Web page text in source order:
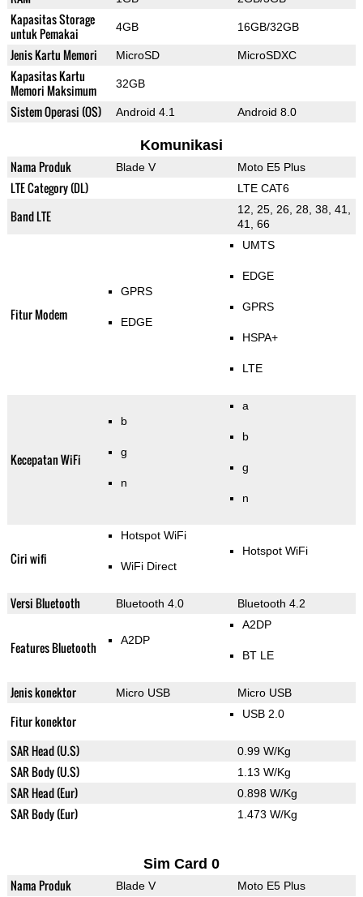
Kapasitas Storage
untuk Pemakai
4GB 16GB/32GB
Jenis Kartu Memori MicroSD MicroSDXC
Kapasitas Kartu
Memori Maksimum
32GB
Sistem Operasi (OS) Android 4.1 Android 8.0
Komunikasi
Nama Produk Blade V Moto E5 Plus
LTE Category (DL) LTE CAT6
Band LTE
12, 25, 26, 28, 38, 41,
41, 66
Fitur Modem
GPRS
EDGE
UMTS
EDGE
GPRS
HSPA+
LTE
Kecepatan WiFi
b
g
n
a
b
g
n
Ciri wifi
Hotspot WiFi
WiFi Direct
Hotspot WiFi
Versi Bluetooth Bluetooth 4.0 Bluetooth 4.2
Features Bluetooth A2DP
A2DP
BT LE
Jenis konektor Micro USB Micro USB
Fitur konektor USB 2.0
SAR Head (U.S) 0.99 W/Kg
SAR Body (U.S) 1.13 W/Kg
SAR Head (Eur) 0.898 W/Kg
SAR Body (Eur) 1.473 W/Kg
Sim Card 0
Nama Produk Blade V Moto E5 Plus